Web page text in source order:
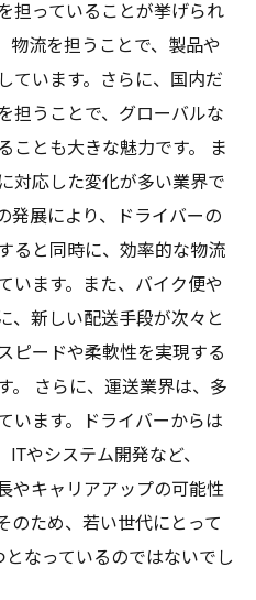
担っていることが挙げられ
物流を担うことで、製品や
ています。さらに、国内だ
担うことで、グローバルな
ことも大きな魅力です。 ま
対応した変化が多い業界で
発展により、ドライバーの
ると同時に、効率的な物流
います。また、バイク便や
、新しい配送手段が次々と
ピードや柔軟性を実現する
。 さらに、運送業界は、多
います。ドライバーからは
やシステム開発など、
やキャリアアップの可能性
のため、若い世代にとって
なっているのではないでし